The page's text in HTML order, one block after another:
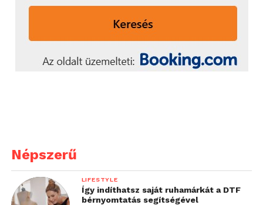
Népszerű
LIFESTYLE
Így indíthatsz saját ruhamárkát a DTF
bérnyomtatás segítségével